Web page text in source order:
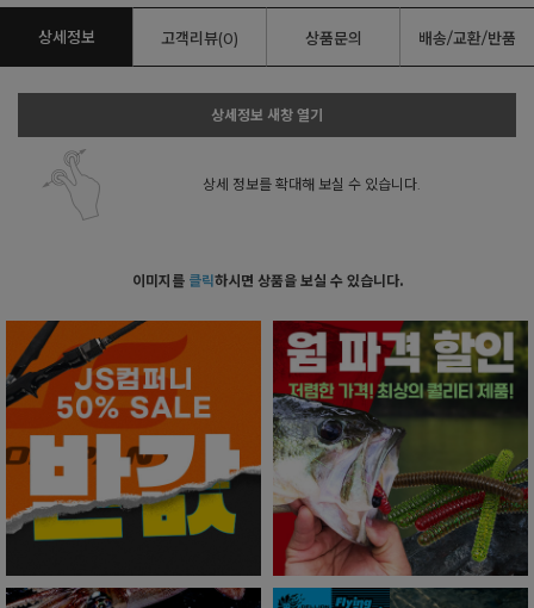
상세정보 고객리뷰(0) 상품문의 배송/교환/반품
상세정보 새창 열기
상세 정보를 확대해 보실 수 있습니다.
이미지를 클릭하시면 상품을 보실 수 있습니다.